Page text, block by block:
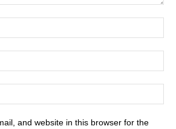
and website in this browser for the